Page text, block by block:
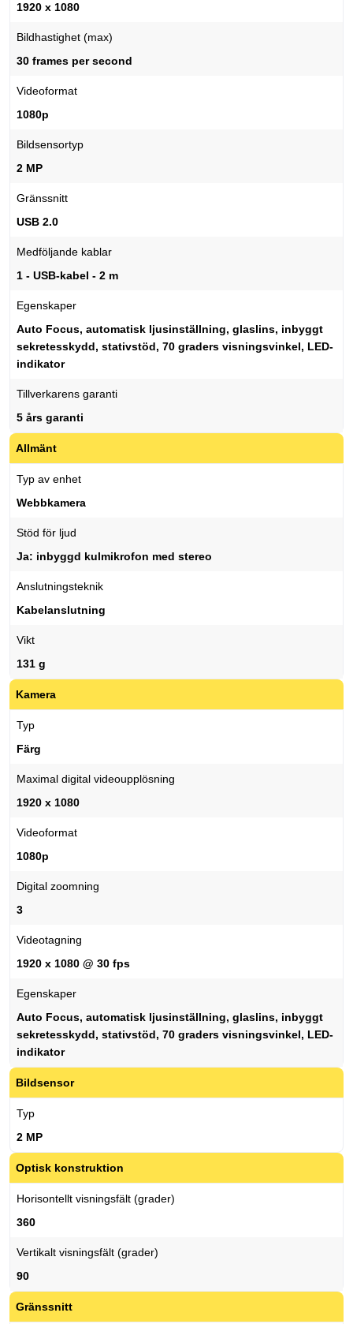
1920 x 1080
Bildhastighet (max)
30 frames per second
Videoformat
1080p
Bildsensortyp
2 MP
Gränssnitt
USB 2.0
Medföljande kablar
1 - USB-kabel - 2 m
Egenskaper
Auto Focus, automatisk ljusinställning, glaslins, inbyggt
sekretesskydd, stativstöd, 70 graders visningsvinkel, LED-
indikator
Tillverkarens garanti
5 års garanti
Allmänt
Typ av enhet
Webbkamera
Stöd för ljud
Ja: inbyggd kulmikrofon med stereo
Anslutningsteknik
Kabelanslutning
Vikt
131 g
Kamera
Typ
Färg
Maximal digital videoupplösning
1920 x 1080
Videoformat
1080p
Digital zoomning
3
Videotagning
1920 x 1080 @ 30 fps
Egenskaper
Auto Focus, automatisk ljusinställning, glaslins, inbyggt
sekretesskydd, stativstöd, 70 graders visningsvinkel, LED-
indikator
Bildsensor
Typ
2 MP
Optisk konstruktion
Horisontellt visningsfält (grader)
360
Vertikalt visningsfält (grader)
90
Gränssnitt